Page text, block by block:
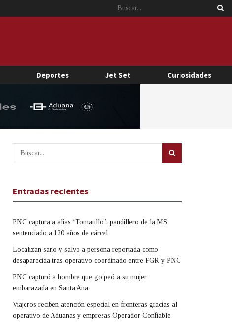
Deportes Jet Set Curiosidades
Entradas recientes
PNC captura a alias “Tomatillo”, pandillero de la MS
sentenciado a 120 años de cárcel
Localizan sano y salvo a persona reportada como
desaparecida tras operativo coordinado entre FGR y PNC
PNC capturó a hombre que golpeó a su mujer
embarazada en Santa Ana
Viajeros reciben atención especial en fronteras gracias al
operativo de Aduanas y empresas Operador Confiable